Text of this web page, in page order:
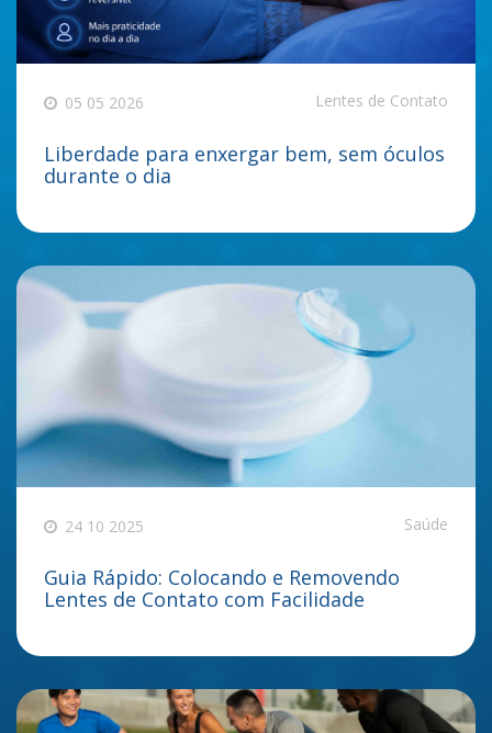
05 05 2026 Lentes de Contato
Liberdade para enxergar bem, sem óculos
durante o dia
24 10 2025 Saúde
Guia Rápido: Colocando e Removendo
Lentes de Contato com Facilidade